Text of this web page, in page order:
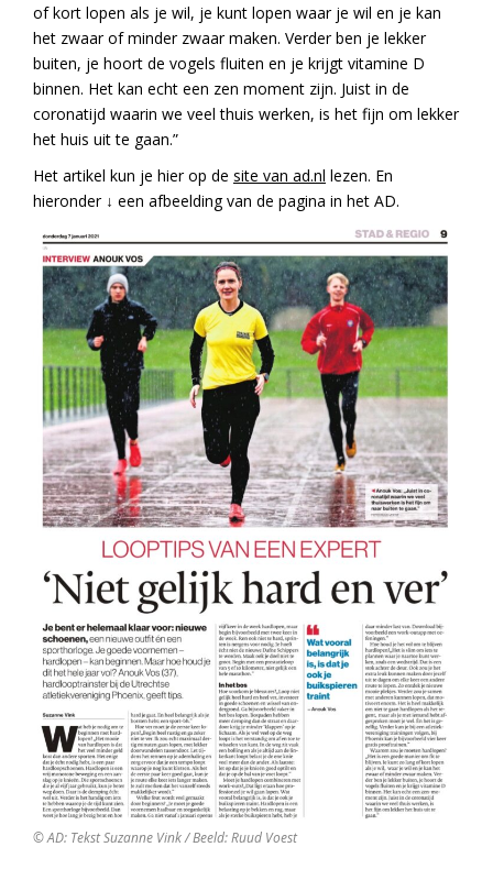
of kort lopen als je wil, je kunt lopen waar je wil en je kan
het zwaar of minder zwaar maken. Verder ben je lekker
buiten, je hoort de vogels fluiten en je krijgt vitamine D
binnen. Het kan echt een zen moment zijn. Juist in de
coronatijd waarin we veel thuis werken, is het fijn om lekker
het huis uit te gaan.”
Het artikel kun je hier op de site van ad.nl lezen. En
hieronder ↓ een afbeelding van de pagina in het AD.
© AD: Tekst Suzanne Vink / Beeld: Ruud Voest